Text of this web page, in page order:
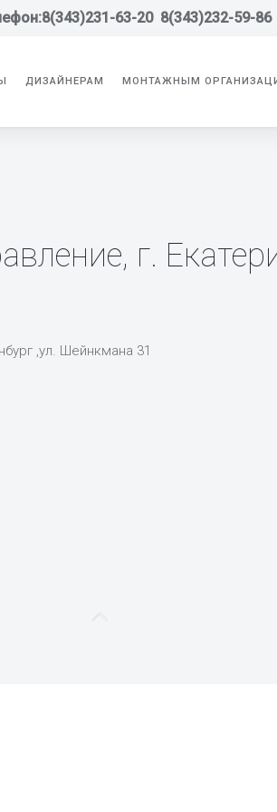
63-20 8(343)232-59-86
ДИЗАЙНЕРАМ МОНТАЖНЫМ
г.
,ул. Шейнкмана 31